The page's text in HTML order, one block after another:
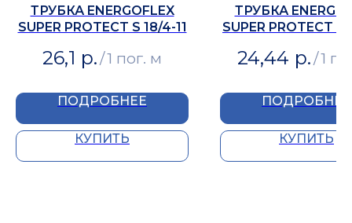
ТРУБКА ENERGOFLEX
SUPER PROTECT S 18/4-11
26,1 р./1 пог. м
ПОДРОБНЕЕ
КУПИТЬ
ТРУБКА
SUPER PROTECT S
24,44 р./1
ПОДРОБНЕЕ
КУПИТЬ